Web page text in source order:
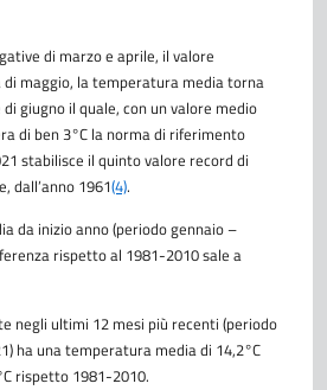
di marzo e aprile, il valore
maggio, la temperatura media torna
giugno il quale, con un valore medio
di ben 3°C la norma di riferimento
stabilisce il quinto valore record di
dall’anno 1961(4).
da inizio anno (periodo gennaio –
rispetto al 1981-2010 sale a
negli ultimi 12 mesi più recenti (periodo
ha una temperatura media di 14,2°C
rispetto 1981-2010.